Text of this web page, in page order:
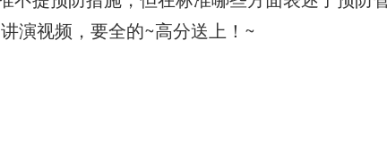
演视频，要全的~高分送上！~